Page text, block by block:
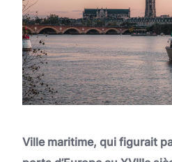
Ville maritime, qui figurait